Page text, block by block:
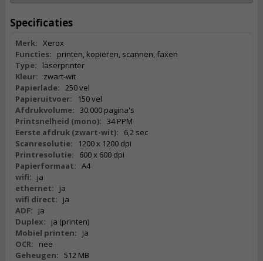
Specificaties
Merk: Xerox
Functies:
printen, kopiëren, scannen, faxen
Type:
laserprinter
Kleur:
zwart-wit
Papierlade: 250 vel
Papieruitvoer:
150 vel
Afdrukvolume: 30.000 pagina's
Printsnelheid (mono): 34 PPM
Eerste afdruk (zwart-wit):
6,2 sec
Scanresolutie:
1200 x 1200 dpi
Printresolutie:
600 x 600 dpi
Papierformaat: A4
wifi:
ja
ethernet:
ja
wifi direct:
ja
ADF:
ja
Duplex:
ja (printen)
Mobiel printen:
ja
OCR:
nee
Geheugen: 512 MB